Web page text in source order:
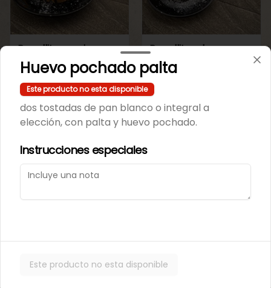
Repollito manjar
artesanal.
$550
Repollitos de crema
pastelera.
$550
CAJITAS PARA TI O PARA REGALAR.
Caja de galletas de
Cajita Lenguita de
Huevo pochado palta
Este producto no esta disponible
dos tostadas de pan blanco o integral a
elección, con palta y huevo pochado.
Instrucciones especiales
Este producto no esta disponible